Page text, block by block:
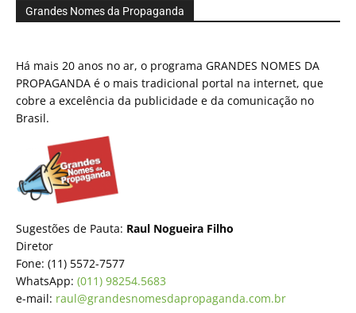
Grandes Nomes da Propaganda
Há mais 20 anos no ar, o programa GRANDES NOMES DA
PROPAGANDA é o mais tradicional portal na internet, que
cobre a excelência da publicidade e da comunicação no
Brasil.
Sugestões de Pauta: Raul Nogueira Filho
Diretor
Fone: (11) 5572-7577
WhatsApp: (011) 98254.5683
e-mail: raul@grandesnomesdapropaganda.com.br